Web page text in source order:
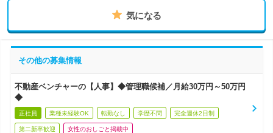
気になる
その他の募集情報
不動産ベンチャーの【人事】◆管理職候補／月給30万円～50万円
◆
正社員 業種未経験OK 転勤なし 学歴不問 完全週休2日制
第二新卒歓迎 女性のおしごと掲載中